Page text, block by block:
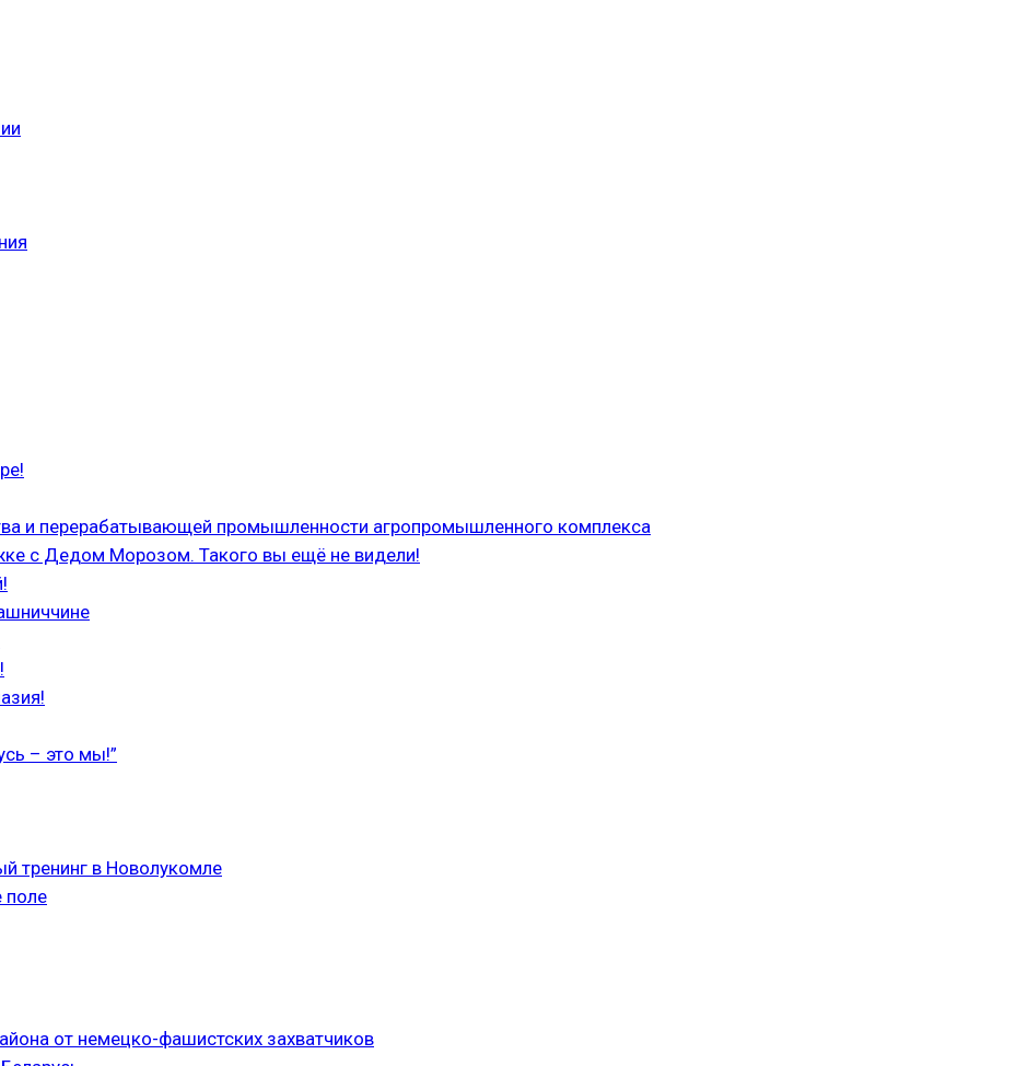
и перерабатывающей промышленности агропромышленного комплекса
с Дедом Морозом. Такого вы ещё не видели!
– это мы!”
тренинг в Новолукомле
поле
от немецко-фашистских захватчиков